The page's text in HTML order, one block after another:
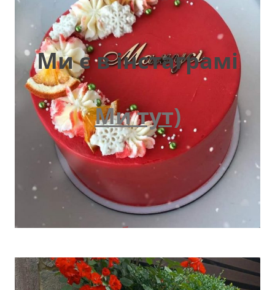
Ми є в інстаграмі
Ми тут)